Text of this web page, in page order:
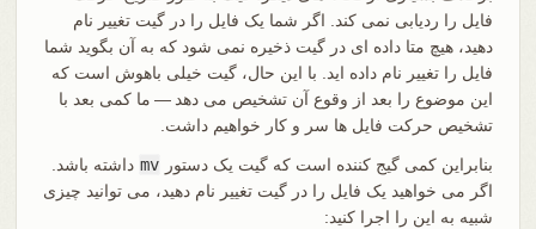
فایل را ردیابی نمی کند. اگر شما یک فایل را در گیت تغییر نام
دهید، هیچ متا داده ای در گیت ذخیره نمی شود که به آن بگوید شما
فایل را تغییر نام داده اید. با این حال، گیت خیلی باهوش است که
این موضوع را بعد از وقوع آن تشخیص می دهد — ما کمی بعد با
تشخیص حرکت فایل ها سر و کار خواهیم داشت.
بنابراین کمی گیج کننده است که گیت یک دستور mv داشته باشد.
اگر می خواهید یک فایل را در گیت تغییر نام دهید، می توانید چیزی
شبیه به این را اجرا کنید: